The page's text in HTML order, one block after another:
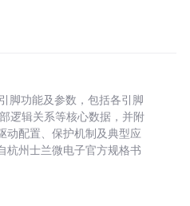
脚功能及参数，包括各引脚
逻辑关系等核心数据，并附
动配置、保护机制及典型应
杭州士兰微电子官方规格书